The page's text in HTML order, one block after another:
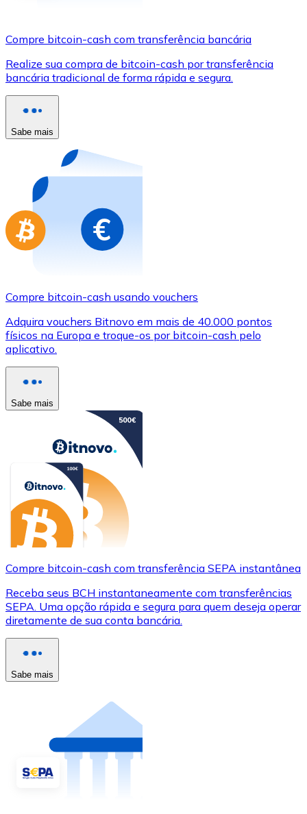
Cartão de crédito / débito
Use cartões Visa e Mastercard para comprar
Comprar com cartão
Loja - Cartões-presente
Novo
Compre cartões-presente das suas marcas favoritas
Ir para a loja de cartões-presente
Compre bitcoin-cash com transferência bancária
Realize sua compra de bitcoin-cash por transferência
bancária tradicional de forma rápida e segura.
Sabe mais
Compre bitcoin-cash usando vouchers
Adquira vouchers Bitnovo em mais de 40.000 pontos
físicos na Europa e troque-os por bitcoin-cash pelo
aplicativo.
Sabe mais
Compre bitcoin-cash com transferência SEPA instantânea
Receba seus BCH instantaneamente com transferências
SEPA. Uma opção rápida e segura para quem deseja operar
diretamente de sua conta bancária.
Sabe mais